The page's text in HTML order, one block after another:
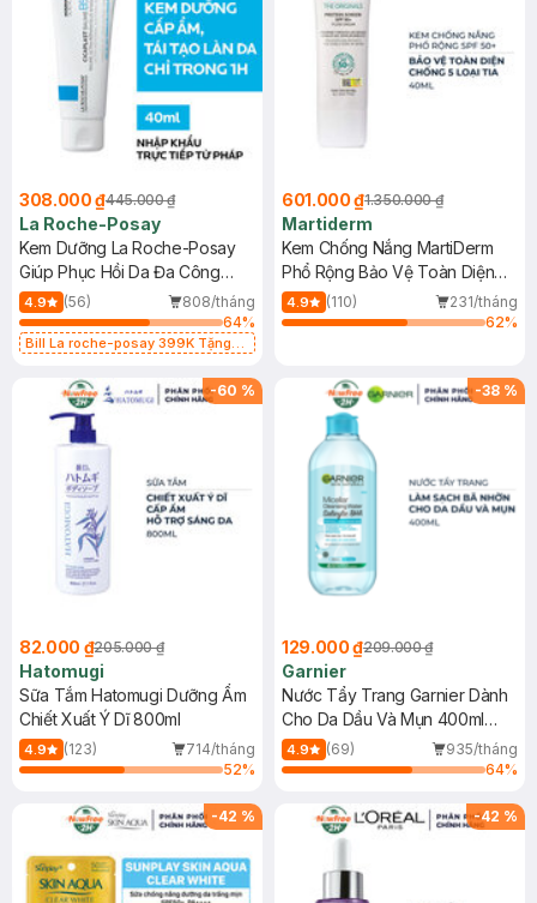
308.000 ₫445.000 ₫
La Roche-Posay
Kem Dưỡng La Roche-Posay
Giúp Phục Hồi Da Đa Công
Dụng 40ml
4.9 (56)
808/tháng
64%
Bill La roche-posay 399K Tặng
(SL có hạn)
601.000 ₫1.350.000 ₫
Martiderm
Kem Chống Nắng MartiDerm
Phổ Rộng Bảo Vệ Toàn Diện
40ml
4.9 (110)
231/tháng
62%
-60 %
82.000 ₫205.000 ₫
Hatomugi
Sữa Tắm Hatomugi Dưỡng Ẩm
Chiết Xuất Ý Dĩ 800ml
4.9 (123)
714/tháng
52%
-38 %
129.000 ₫209.000 ₫
Garnier
Nước Tẩy Trang Garnier Dành
Cho Da Dầu Và Mụn 400ml
(Mới)
4.9 (69)
935/tháng
64%
-42 % -42 %